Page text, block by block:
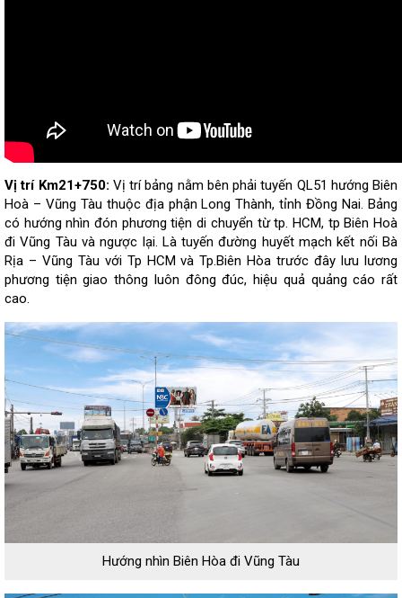
Vị trí Km21+750: Vị trí bảng nằm bên phải tuyến QL51 hướng Biên
Hoà – Vũng Tàu thuộc địa phận Long Thành, tỉnh Đồng Nai. Bảng
có hướng nhìn đón phương tiện di chuyển từ tp. HCM, tp Biên Hoà
đi Vũng Tàu và ngược lại. Là tuyến đường huyết mạch kết nối Bà
Rịa – Vũng Tàu với Tp HCM và Tp.Biên Hòa trước đây lưu lương
phương tiện giao thông luôn đông đúc, hiệu quả quảng cáo rất
cao.
Hướng nhìn Biên Hòa đi Vũng Tàu